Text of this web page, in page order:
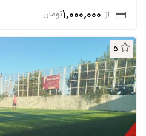
از 1,000,000تومان
5